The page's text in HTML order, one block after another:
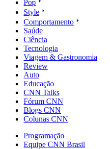
Pop
Style
Comportamento
Saúde
Ciência
Tecnologia
Viagem & Gastronomia
Review
Auto
Educação
CNN Talks
Fórum CNN
Blogs CNN
Colunas CNN
Programação
Equipe CNN Brasil